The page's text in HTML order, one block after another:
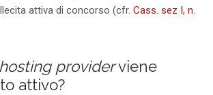
attiva di concorso (cfr. Cass. sez I, n.
hosting providerviene
attivo?